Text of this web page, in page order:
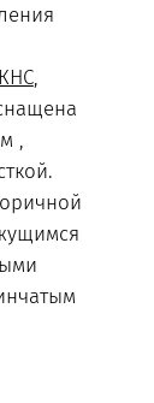
КНС,
,